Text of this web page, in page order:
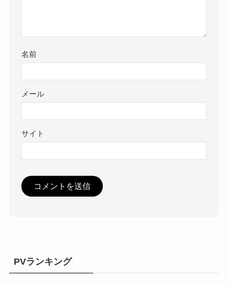
名前
メール
サイト
PVランキング